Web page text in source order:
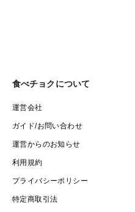
食べチョクについて
運営会社
ガイド/お問い合わせ
運営からのお知らせ
利用規約
プライバシーポリシー
特定商取引法